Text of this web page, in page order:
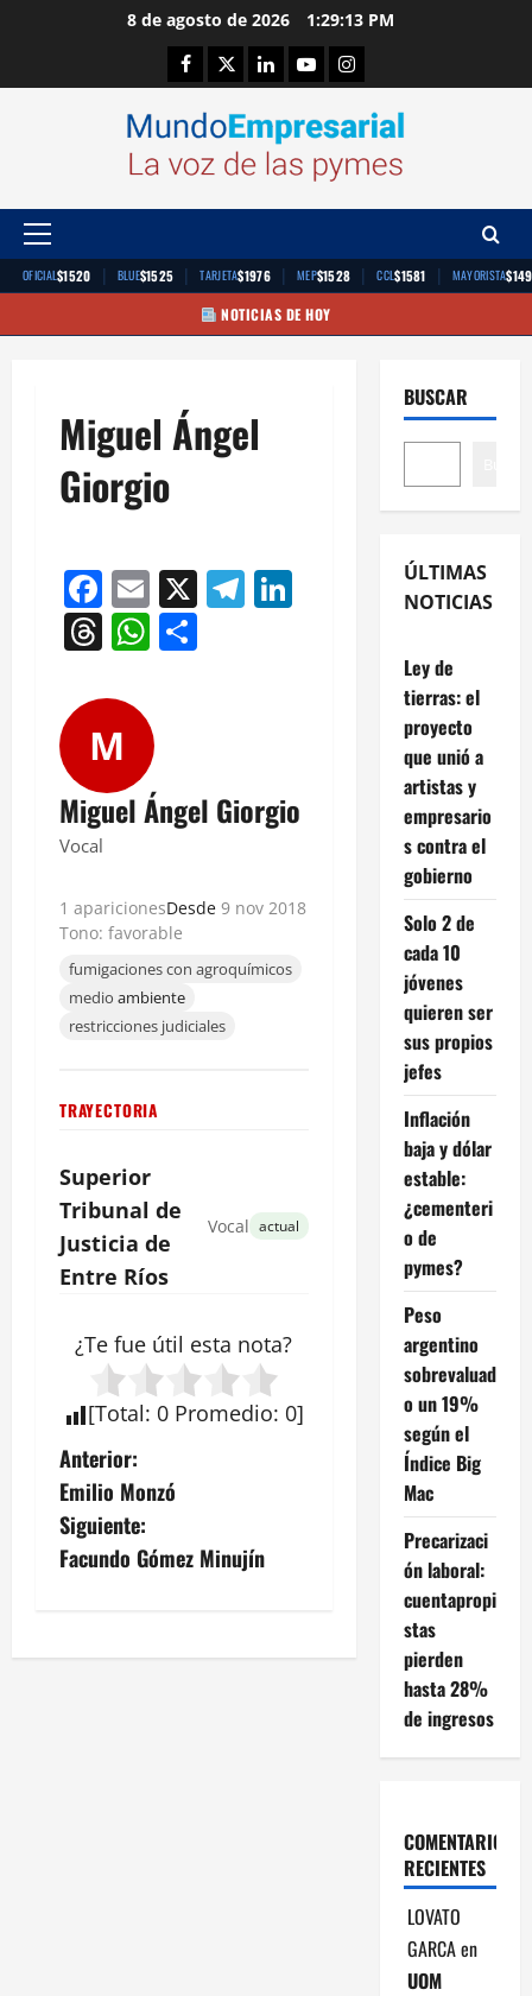
8 de agosto de 2026 1:29:13 PM
Facebook
TwitterLinkedinYoutubeInstagram
Menú
principal
OFICIAL$1520 | BLUE$1525 | TARJETA$1976 | MEP$1528 | CCL$1581 | MAYORISTA
NOTICIAS DE HOY
Miguel Ángel
Giorgio
Facebook
Email
X Telegram
LinkedIn
Threads
WhatsApp
M
Miguel Ángel Giorgio
Vocal
1 aparicionesDesde 9 nov 2018
Tono: favorable
fumigaciones con agroquímicos
medio ambiente
restricciones judiciales
TRAYECTORIA
Superior
Tribunal de
Justicia de
Entre Ríos
Vocal actual
¿Te fue útil esta nota?
[Total: 0 Promedio: 0]
N
a
v
g
Anterior:
Emilio Monzó
Siguiente:
Facundo Gómez Minujín
BUSCAR
ÚLTIMAS
NOTICIAS
Ley de
tierras: el
proyecto
que unió a
artistas y
empresario
s contra el
gobierno
Solo 2 de
cada 10
jóvenes
quieren ser
sus propios
jefes
Inflación
baja y dólar
estable:
¿cementeri
o de
pymes?
Peso
argentino
sobrevaluad
o un 19%
según el
Índice Big
Mac
Precarizaci
ón laboral:
cuentapropi
stas
pierden
hasta 28%
de ingresos
COMENTARIOS
RECIENTES
LOVATO
GARCAen
UOM